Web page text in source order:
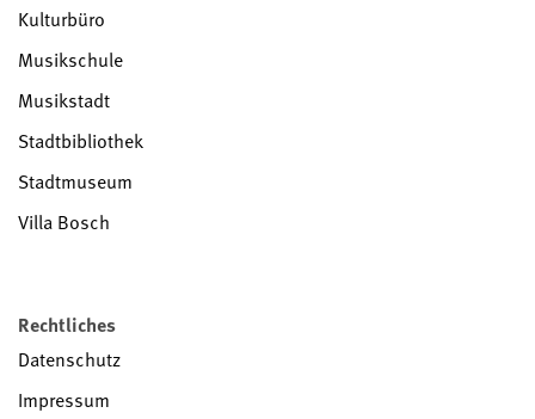
Kulturbüro
Musikschule
Musikstadt
Stadtbibliothek
Stadtmuseum
Villa Bosch
Rechtliches
Datenschutz
Impressum